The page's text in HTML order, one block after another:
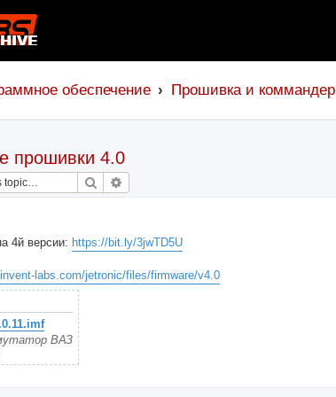
обеспечение Прошивка и коммандер
прошивки 4.0
Search
4й версии: https://bit.ly/3jwTD5U
labs.com/jetronic/files/firmware/v4.0
ВАЗ